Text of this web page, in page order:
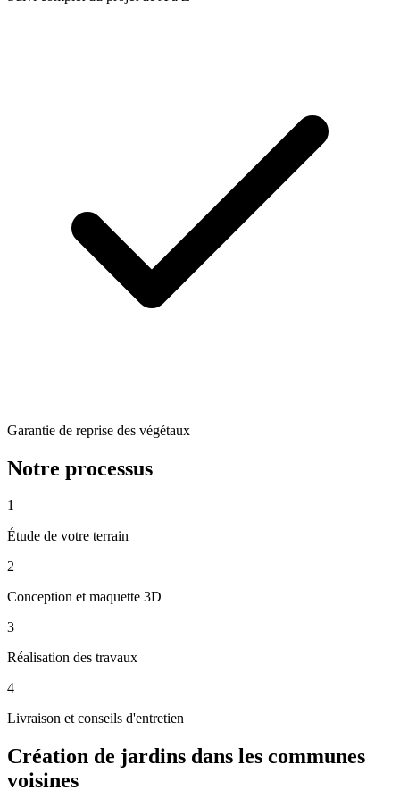
Garantie de reprise des végétaux
Notre processus
1
Étude de votre terrain
2
Conception et maquette 3D
3
Réalisation des travaux
4
Livraison et conseils d'entretien
Création de jardins dans les communes
voisines